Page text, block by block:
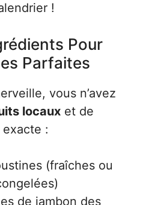
!
Pour
Parfaites
vous n’avez
locaux et de
:
(fraîches ou
de jambon des